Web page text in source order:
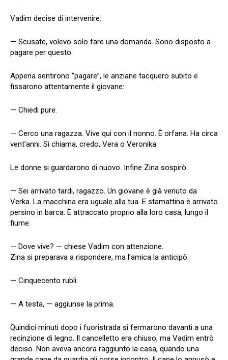
Vadim decise di intervenire:
— Scusate, volevo solo fare una domanda. Sono disposto a
pagare per questo.
Appena sentirono “pagare”, le anziane tacquero subito e
fissarono attentamente il giovane:
— Chiedi pure.
— Cerco una ragazza. Vive qui con il nonno. È orfana. Ha circa
vent’anni. Si chiama, credo, Vera o Veronika.
Le donne si guardarono di nuovo. Infine Zina sospirò:
— Sei arrivato tardi, ragazzo. Un giovane è già venuto da
Verka. La macchina era uguale alla tua. E stamattina è arrivato
persino in barca. È attraccato proprio alla loro casa, lungo il
fiume.
— Dove vive? — chiese Vadim con attenzione.
Zina si preparava a rispondere, ma l’amica la anticipò:
— Cinquecento rubli.
— A testa, — aggiunse la prima.
Quindici minuti dopo i fuoristrada si fermarono davanti a una
recinzione di legno. Il cancelletto era chiuso, ma Vadim entrò
deciso. Non aveva ancora raggiunto la casa, quando una